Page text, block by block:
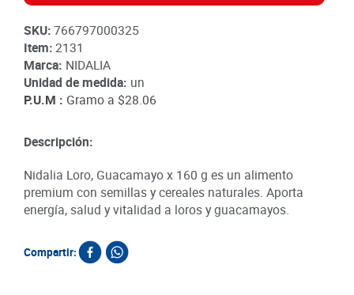
SKU:766797000325
Item:2131
Marca: NIDALIA
Unidad de medida: un
P.U.M : Gramo a $28.06
Descripción:
Nidalia Loro, Guacamayo x 160 g es un alimento
premium con semillas y cereales naturales. Aporta
energía, salud y vitalidad a loros y guacamayos.
Compartir: